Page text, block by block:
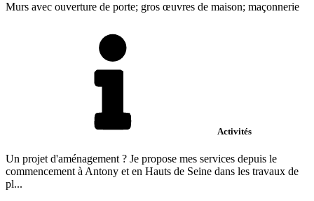
Murs avec ouverture de porte; gros œuvres de maison; maçonnerie
Activités
Un projet d'aménagement ? Je propose mes services depuis le
commencement à Antony et en Hauts de Seine dans les travaux de
pl...